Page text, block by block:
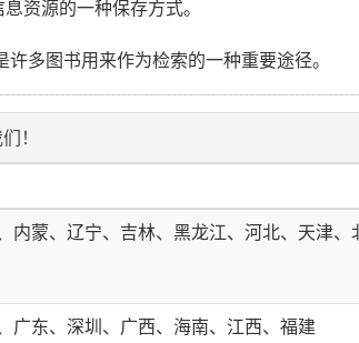
资源的一种保存方式。
多图书用来作为检索的一种重要途径。
！
内蒙、辽宁、吉林、黑龙江、河北、天津、
广东、深圳、广西、海南、江西、福建